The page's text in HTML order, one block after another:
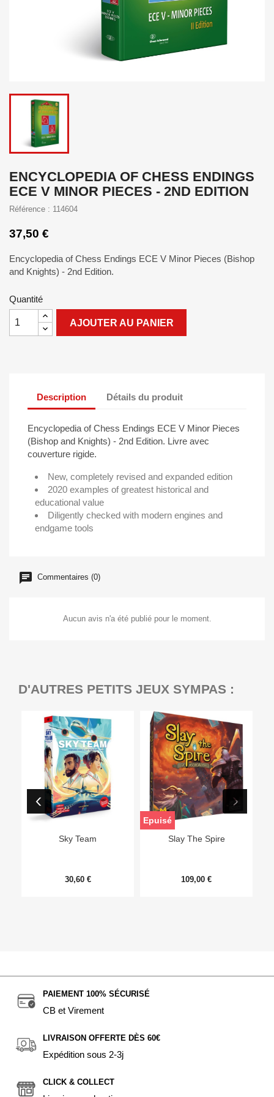
ENCYCLOPEDIA OF CHESS ENDINGS
ECE V MINOR PIECES - 2ND EDITION
Référence : 114604
37,50 €
Encyclopedia of Chess Endings ECE V Minor Pieces (Bishop
and Knights) - 2nd Edition.
Quantité
AJOUTER AU PANIER
Description Détails du produit
Encyclopedia of Chess Endings ECE V Minor Pieces
(Bishop and Knights) - 2nd Edition. Livre avec
couverture rigide.
New, completely revised and expanded edition
2020 examples of greatest historical and
educational value
Diligently checked with modern engines and
endgame tools
Commentaires (0)
Aucun avis n'a été publié pour le moment.
D'AUTRES PETITS JEUX SYMPAS :
Sky Team
30,60 €
Slay The Spire
109,00 €
Epuisé
PAIEMENT 100% SÉCURISÉ
CB et Virement
LIVRAISON OFFERTE DÈS 60€
Expédition sous 2-3j
CLICK & COLLECT